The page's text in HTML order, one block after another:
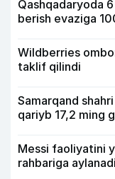
Qashqadaryoda
berish evaziga
Wildberries
taklif qilindi
Samarqand
qariyb 17,2 ming
Messi faoliyatini
rahbariga